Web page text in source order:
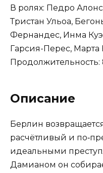
В ролях: Педро
Тристан Ульоа,
Фернандес, Инма
Гарсия-Перес, Марта
Продолжительность:
Описание
Берлин
расчётливый и
идеальными
Дамианом он